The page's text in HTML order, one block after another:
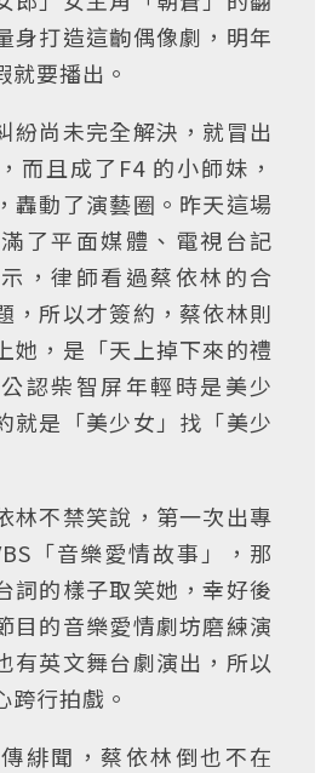
身打造這齣偶像劇，明年
就要播出。
紛尚未完全解決，就冒出
而且成了F4 的小師妹，
轟動了演藝圈。昨天這場
了平面媒體、電視台記
，律師看過蔡依林的合
，所以才簽約，蔡依林則
她，是「天上掉下來的禮
認柴智屏年輕時是美少
就是「美少女」找「美少
林不禁笑說，第一次出專
「音樂愛情故事」，那
詞的樣子取笑她，幸好後
目的音樂愛情劇坊磨練演
有英文舞台劇演出，所以
跨行拍戲。
緋聞，蔡依林倒也不在